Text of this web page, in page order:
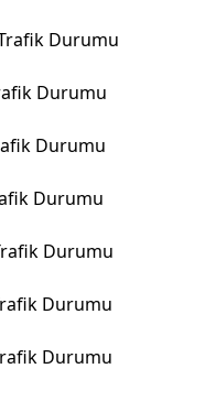
Durumu
Durumu
Durumu
Durumu
Durumu
Durumu
Durumu